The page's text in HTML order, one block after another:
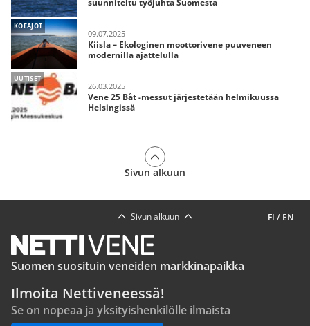
suunniteltu työjuhta Suomesta
KOEAJOT
09.07.2025
Kiisla – Ekologinen moottorivene puuveneen
modernilla ajattelulla
UUTISET
26.03.2025
Vene 25 Båt -messut järjestetään helmikuussa
Helsingissä
Sivun alkuun
FI / EN
Sivun alkuun
Suomen suosituin veneiden markkinapaikka
Ilmoita Nettiveneessä!
Se on nopeaa ja yksityishenkilölle ilmaista